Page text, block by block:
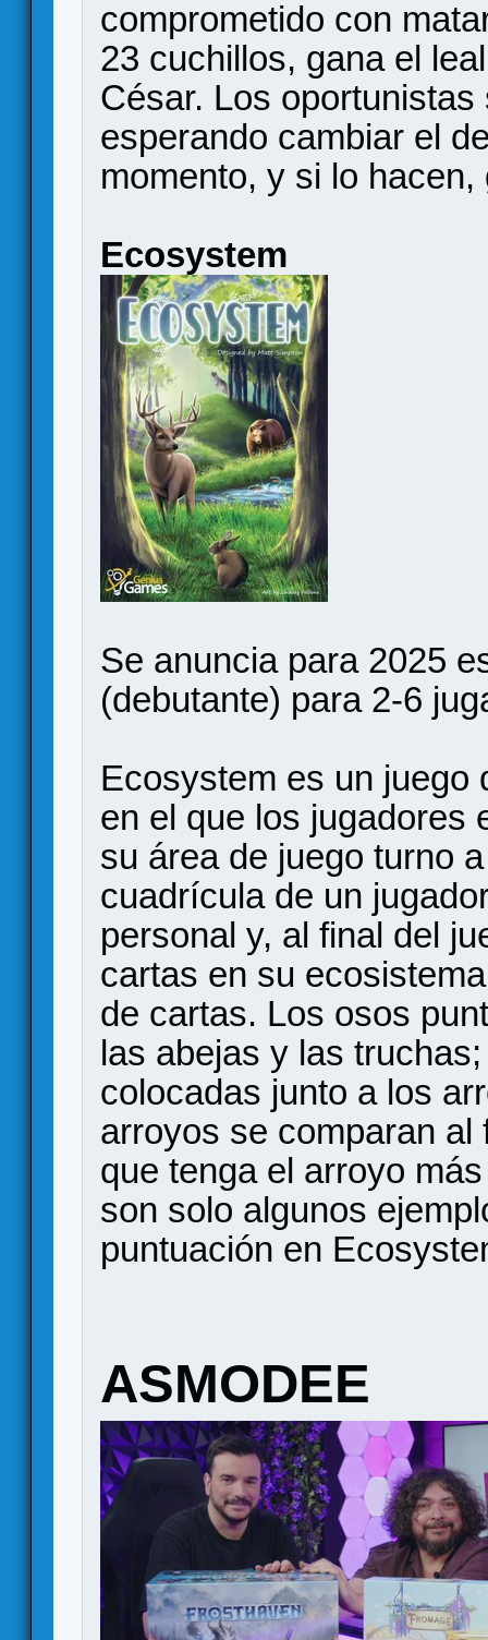
comprometido con
23 cuchillos, gana el
César. Los
esperando cambiar el
momento, y si lo
Ecosystem
Se anuncia para 2025
(debutante) para 2-6
Ecosystem es un juego
en el que los jugadores
su área de juego turno
cuadrícula de un
personal y, al final del
cartas en su
de cartas. Los osos
las abejas y las
colocadas junto a los
arroyos se comparan al
que tenga el arroyo
son solo algunos
puntuación en
ASMODEE